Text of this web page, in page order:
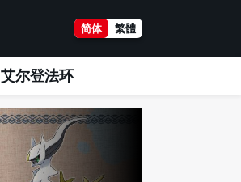
简体 繁體
艾尔登法环